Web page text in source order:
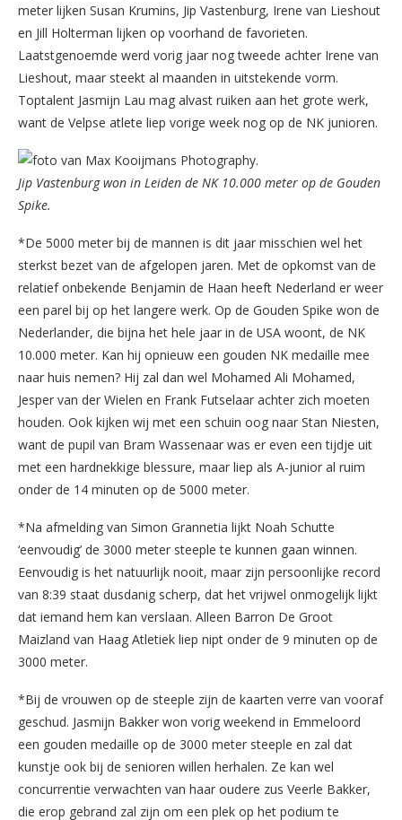
meter lijken Susan Krumins, Jip Vastenburg, Irene van Lieshout
en Jill Holterman lijken op voorhand de favorieten.
Laatstgenoemde werd vorig jaar nog tweede achter Irene van
Lieshout, maar steekt al maanden in uitstekende vorm.
Toptalent Jasmijn Lau mag alvast ruiken aan het grote werk,
want de Velpse atlete liep vorige week nog op de NK junioren.
Jip Vastenburg won in Leiden de NK 10.000 meter op de Gouden
Spike.
*De 5000 meter bij de mannen is dit jaar misschien wel het
sterkst bezet van de afgelopen jaren. Met de opkomst van de
relatief onbekende Benjamin de Haan heeft Nederland er weer
een parel bij op het langere werk. Op de Gouden Spike won de
Nederlander, die bijna het hele jaar in de USA woont, de NK
10.000 meter. Kan hij opnieuw een gouden NK medaille mee
naar huis nemen? Hij zal dan wel Mohamed Ali Mohamed,
Jesper van der Wielen en Frank Futselaar achter zich moeten
houden. Ook kijken wij met een schuin oog naar Stan Niesten,
want de pupil van Bram Wassenaar was er even een tijdje uit
met een hardnekkige blessure, maar liep als A-junior al ruim
onder de 14 minuten op de 5000 meter.
*Na afmelding van Simon Grannetia lijkt Noah Schutte
‘eenvoudig’ de 3000 meter steeple te kunnen gaan winnen.
Eenvoudig is het natuurlijk nooit, maar zijn persoonlijke record
van 8:39 staat dusdanig scherp, dat het vrijwel onmogelijk lijkt
dat iemand hem kan verslaan. Alleen Barron De Groot
Maizland van Haag Atletiek liep nipt onder de 9 minuten op de
3000 meter.
*Bij de vrouwen op de steeple zijn de kaarten verre van vooraf
geschud. Jasmijn Bakker won vorig weekend in Emmeloord
een gouden medaille op de 3000 meter steeple en zal dat
kunstje ook bij de senioren willen herhalen. Ze kan wel
concurrentie verwachten van haar oudere zus Veerle Bakker,
die erop gebrand zal zijn om een plek op het podium te